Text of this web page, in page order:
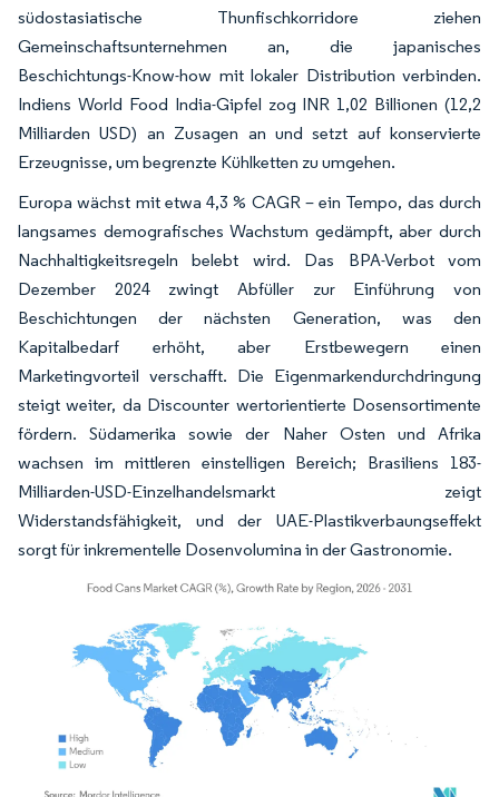
südostasiatische Thunfischkorridore ziehen
Gemeinschaftsunternehmen an, die japanisches
Beschichtungs-Know-how mit lokaler Distribution verbinden.
Indiens World Food India-Gipfel zog INR 1,02 Billionen (12,2
Milliarden USD) an Zusagen an und setzt auf konservierte
Erzeugnisse, um begrenzte Kühlketten zu umgehen.
Europa wächst mit etwa 4,3 % CAGR – ein Tempo, das durch
langsames demografisches Wachstum gedämpft, aber durch
Nachhaltigkeitsregeln belebt wird. Das BPA-Verbot vom
Dezember 2024 zwingt Abfüller zur Einführung von
Beschichtungen der nächsten Generation, was den
Kapitalbedarf erhöht, aber Erstbewegern einen
Marketingvorteil verschafft. Die Eigenmarkendurchdringung
steigt weiter, da Discounter wertorientierte Dosensortimente
fördern. Südamerika sowie der Naher Osten und Afrika
wachsen im mittleren einstelligen Bereich; Brasiliens 183-
Milliarden-USD-Einzelhandelsmarkt zeigt
Widerstandsfähigkeit, und der UAE-Plastikverbaungseffekt
sorgt für inkrementelle Dosenvolumina in der Gastronomie.